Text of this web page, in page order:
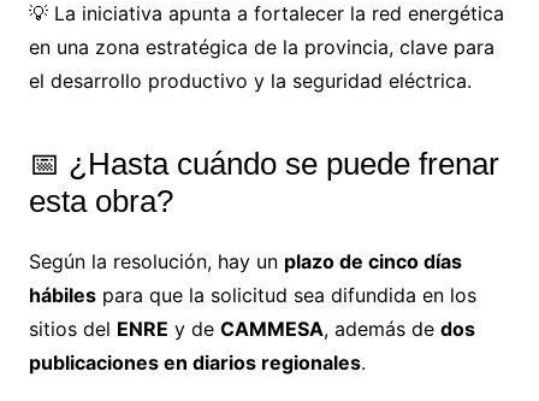
💡 La iniciativa apunta a fortalecer la red energética
en una zona estratégica de la provincia, clave para
el desarrollo productivo y la seguridad eléctrica.
📅 ¿Hasta cuándo se puede frenar
esta obra?
Según la resolución, hay un plazo de cinco días
hábilespara que la solicitud sea difundida en los
sitios del ENRE y de CAMMESA, además de dos
publicaciones en diarios regionales.